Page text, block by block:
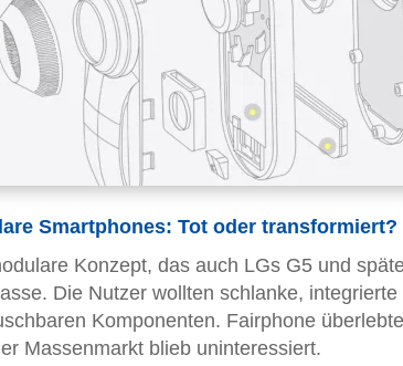
Smartphones: Tot oder transformiert?
Konzept, das auch LGs G5 und
Die Nutzer wollten schlanke,
Komponenten. Fairphone
Massenmarkt blieb uninteressiert.